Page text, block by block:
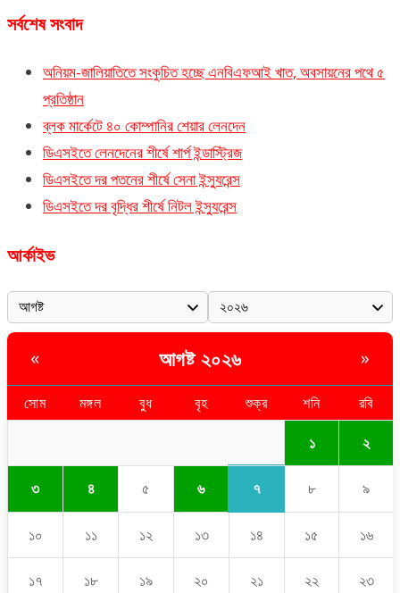
সর্বশেষ সংবাদ
অনিয়ম-জালিয়াতিতে সংকুচিত হচ্ছে এনবিএফআই খাত, অবসায়নের পথে ৫
প্রতিষ্ঠান
ব্লক মার্কেটে ৪০ কোম্পানির শেয়ার লেনদেন
ডিএসইতে লেনদেনের শীর্ষে শার্প ইন্ডাস্ট্রিজ
ডিএসইতে দর পতনের শীর্ষে সেনা ইন্স্যুরেন্স
ডিএসইতে দর বৃদ্ধির শীর্ষে নিটল ইন্স্যুরেন্স
আর্কাইভ
« আগষ্ট ২০২৬ »
সোম মঙ্গল বুধ বৃহ শুক্র শনি রবি
১ ২
৩ ৪ ৫ ৬ ৭ ৮ ৯
১০ ১১ ১২ ১৩ ১৪ ১৫ ১৬
১৭ ১৮ ১৯ ২০ ২১ ২২ ২৩